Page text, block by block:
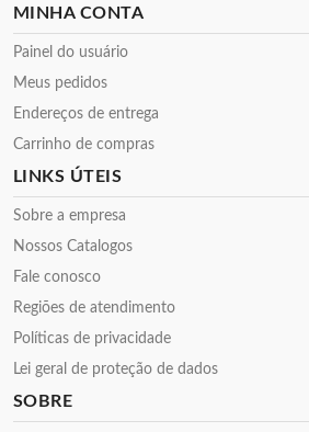
MINHA CONTA
Painel do usuário
Meus pedidos
Endereços de entrega
Carrinho de compras
LINKS ÚTEIS
Sobre a empresa
Nossos Catalogos
Fale conosco
Regiões de atendimento
Políticas de privacidade
Lei geral de proteção de dados
SOBRE